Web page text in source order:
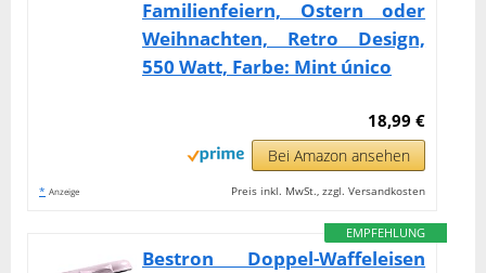
Familienfeiern, Ostern oder
Weihnachten, Retro Design,
550 Watt, Farbe: Mint único
18,99 €
Bei Amazon ansehen
* Anzeige Preis inkl. MwSt., zzgl. Versandkosten
EMPFEHLUNG
Bestron Doppel-Waffeleisen